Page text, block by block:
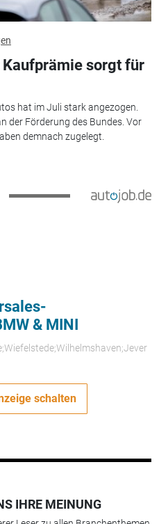
sorgt für
hat im Juli stark angezogen.
der Förderung des Bundes. Vor
demnach zugelegt.
& MINI
schalten
IHRE MEINUNG